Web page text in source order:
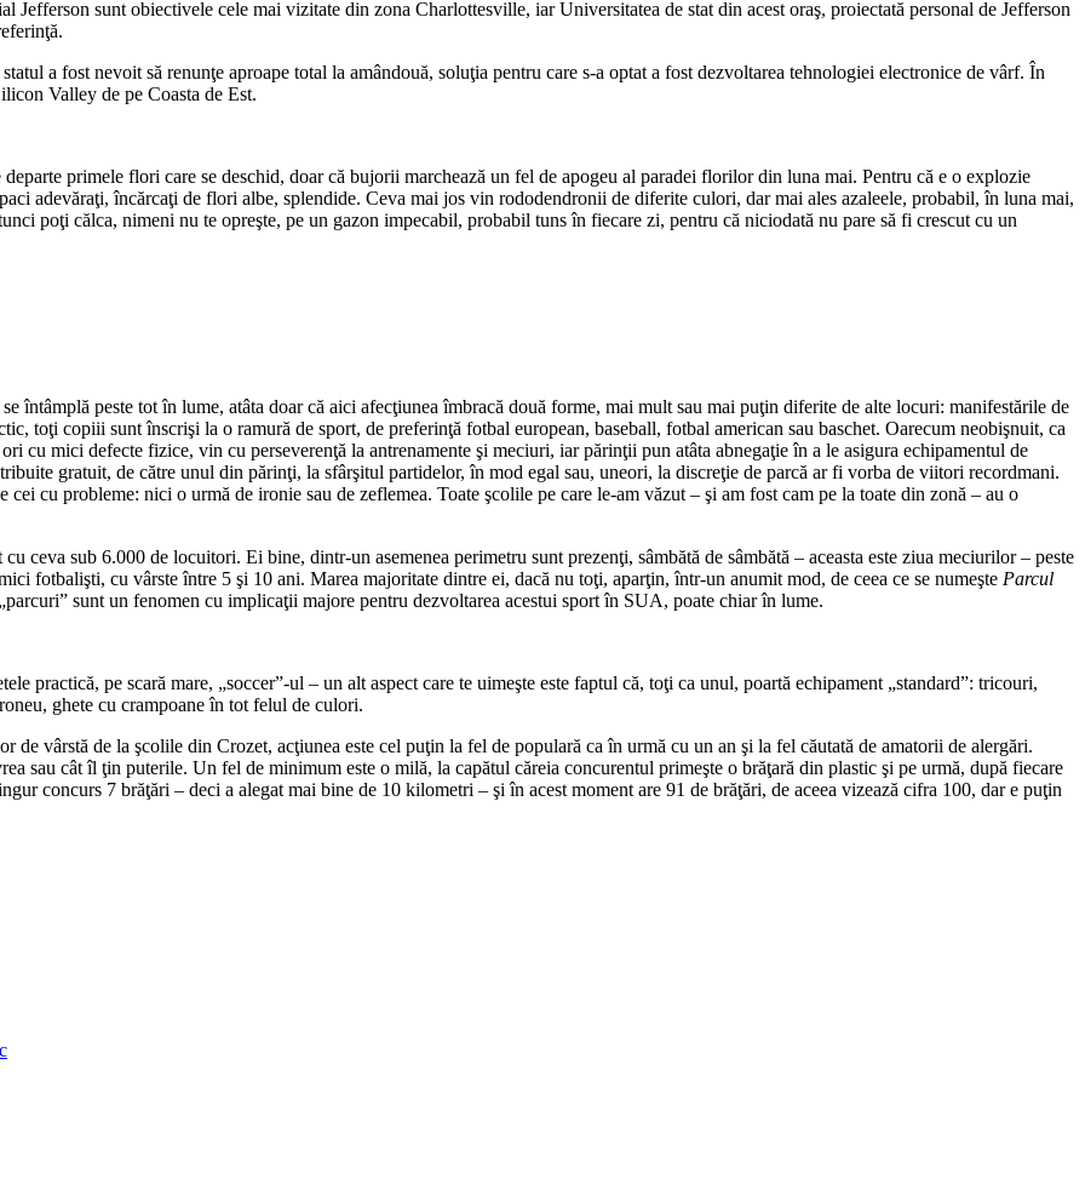
Jefferson sunt obiectivele cele mai vizitate din zona Charlottesville, iar Universitatea de stat din acest oraş, proiectată personal de Jefferson
a fost nevoit să renunţe aproape total la amândouă, soluţia pentru care s-a optat a fost dezvoltarea tehnologiei electronice de vârf. În
Valley de pe Coasta de Est.
primele flori care se deschid, doar că bujorii marchează un fel de apogeu al paradei florilor din luna mai. Pentru că e o explozie
adevăraţi, încărcaţi de flori albe, splendide. Ceva mai jos vin rododendronii de diferite culori, dar mai ales azaleele, probabil, în luna mai,
poţi călca, nimeni nu te opreşte, pe un gazon impecabil, probabil tuns în fiecare zi, pentru că niciodată nu pare să fi crescut cu un
peste tot în lume, atâta doar că aici afecţiunea îmbracă două forme, mai mult sau mai puţin diferite de alte locuri: manifestările de
toţi copiii sunt înscrişi la o ramură de sport, de preferinţă fotbal european, baseball, fotbal american sau baschet. Oarecum neobişnuit, ca
cu mici defecte fizice, vin cu perseverenţă la antrenamente şi meciuri, iar părinţii pun atâta abnegaţie în a le asigura echipamentul de
gratuit, de către unul din părinţi, la sfârşitul partidelor, în mod egal sau, uneori, la discreţie de parcă ar fi vorba de viitori recordmani.
cu probleme: nici o urmă de ironie sau de zeflemea. Toate şcolile pe care le-am văzut – şi am fost cam pe la toate din zonă – au o
ceva sub 6.000 de locuitori. Ei bine, dintr-un asemenea perimetru sunt prezenţi, sâmbătă de sâmbătă – aceasta este ziua meciurilor – peste
fotbalişti, cu vârste între 5 şi 10 ani. Marea majoritate dintre ei, dacă nu toţi, aparţin, într-un anumit mod, de ceea ce se numeşte Parcul
sunt un fenomen cu implicaţii majore pentru dezvoltarea acestui sport în SUA, poate chiar în lume.
practică, pe scară mare, „soccer”-ul – un alt aspect care te uimeşte este faptul că, toţi ca unul, poartă echipament „standard”: tricouri,
ghete cu crampoane în tot felul de culori.
de vârstă de la şcolile din Crozet, acţiunea este cel puţin la fel de populară ca în urmă cu un an şi la fel căutată de amatorii de alergări.
sau cât îl ţin puterile. Un fel de minimum este o milă, la capătul căreia concurentul primeşte o brăţară din plastic şi pe urmă, după fiecare
concurs 7 brăţări – deci a alegat mai bine de 10 kilometri – şi în acest moment are 91 de brăţări, de aceea vizează cifra 100, dar e puţin